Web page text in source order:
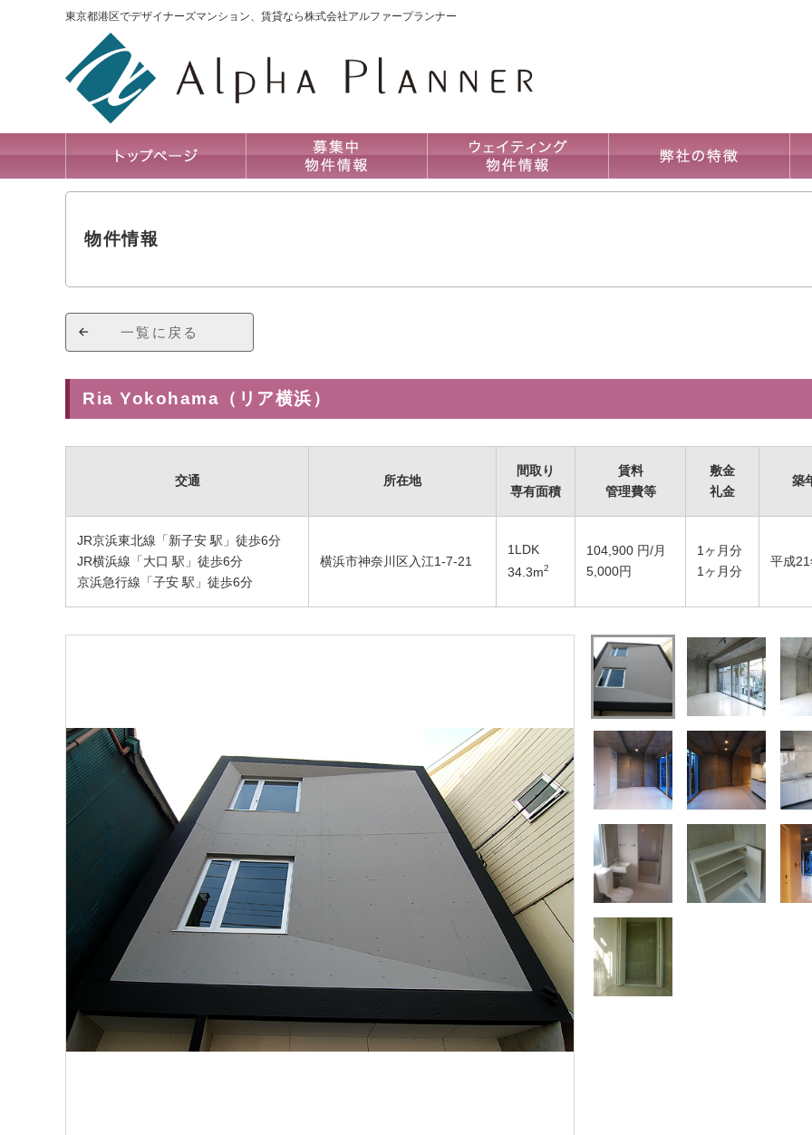
東京都港区でデザイナーズマンション、賃貸なら株式会社アルファープランナー
物件情報
一覧に戻る
Ria Yokohama（リア横浜）
交通 所在地
間取り
専有面積
賃料
管理費等
敷金
礼金
築
JR京浜東北線「新子安 駅」徒歩6分
JR横浜線「大口 駅」徒歩6分
京浜急行線「子安 駅」徒歩6分
横浜市神奈川区入江1-7-21
1LDK
34.3m2
104,900 円/月
5,000円
1ヶ月分
1ヶ月分
平成